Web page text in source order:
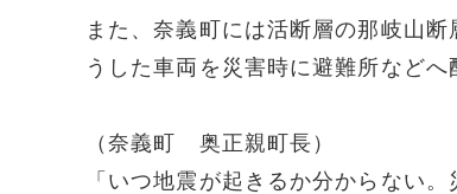
また、奈義町には活断層の那岐山
うした車両を災害時に避難所など
（奈義町 奥正親町長）
「いつ地震が起きるか分からない